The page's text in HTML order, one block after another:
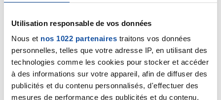
Utilisation responsable de vos données
Nous et nos 1022 partenaires traitons vos données
personnelles, telles que votre adresse IP, en utilisant des
technologies comme les cookies pour stocker et accéder
à des informations sur votre appareil, afin de diffuser des
publicités et du contenu personnalisés, d'effectuer des
mesures de performance des publicités et du contenu,
Citer
jayne